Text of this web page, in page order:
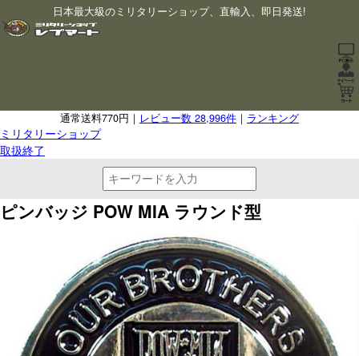
日本最大級のミリタリーショップ、直輸入、即日発送!
通常送料770円｜ レビュー数 28,996件 ｜ ランキング
ミリタリーショップ
取扱終了
ピンバッジ POW MIA ラウンド型